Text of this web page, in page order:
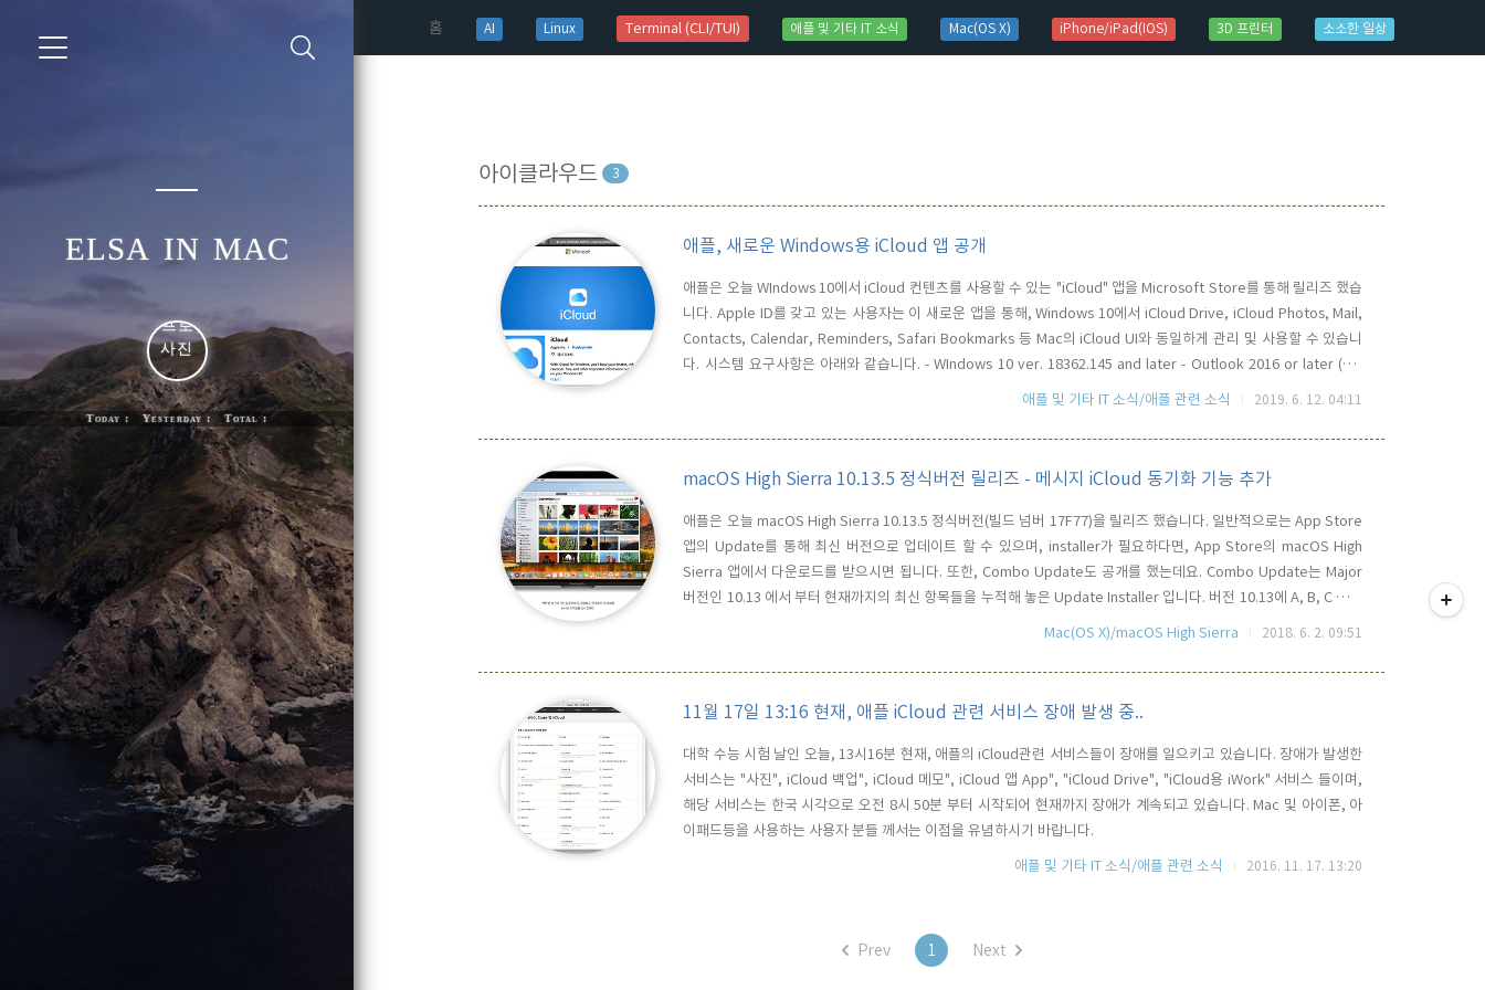
홈(current)
AI Linux Terminal (CLI/TUI) 애플 및 기타 IT 소식 Mac(OS X) iPhone/iPad(IOS) 3D 프린터 소소한 일상
elsa in mac
Today : Yesterday : Total :
아이클라우드 3
애플, 새로운 Windows용 iCloud 앱 공개
애플은 오늘 WIndows 10에서 iCloud 컨텐츠를 사용할 수 있는 "iCloud" 앱을 Microsoft Store를 통해 릴리즈 했습
니다. Apple ID를 갖고 있는 사용자는 이 새로운 앱을 통해, Windows 10에서 iCloud Drive, iCloud Photos, Mail,
Contacts, Calendar, Reminders, Safari Bookmarks 등 Mac의 iCloud UI와 동일하게 관리 및 사용할 수 있습니
다. 시스템 요구사항은 아래와 같습니다. - WIndows 10 ver. 18362.145 and later - Outlook 2016 or later (for
Mail, Contacts, Calendars) - internet Explorer 11 ot later..
애플 및 기타 IT 소식/애플 관련 소식 2019. 6. 12. 04:11
macOS High Sierra 10.13.5 정식버전 릴리즈 - 메시지 iCloud 동기화 기능 추가
애플은 오늘 macOS High Sierra 10.13.5 정식버전(빌드 넘버 17F77)을 릴리즈 했습니다. 일반적으로는 App Store
앱의 Update를 통해 최신 버전으로 업데이트 할 수 있으며, installer가 필요하다면, App Store의 macOS High
Sierra 앱에서 다운로드를 받으시면 됩니다. 또한, Combo Update도 공개를 했는데요. Combo Update는 Major
버전인 10.13 에서 부터 현재까지의 최신 항목들을 누적해 놓은 Update Installer 입니다. 버전 10.13에 A, B, C 라는
항목이 있고, 10.13.1에서 A가 업데이트 되고, 10.13.2에서 B가 업데이트 되고, 10.13.3에서 C 항목이 업데이트 되었
Mac(OS X)/macOS High Sierra 2018. 6. 2. 09:51
11월 17일 13:16 현재, 애플 iCloud 관련 서비스 장애 발생 중..
대학 수능 시험 날인 오늘, 13시16분 현재, 애플의 iCloud관련 서비스들이 장애를 일으키고 있습니다. 장애가 발생한
서비스는 "사진", iCloud 백업", iCloud 메모", iCloud 앱 App", "iCloud Drive", "iCloud용 iWork" 서비스 들이며,
해당 서비스는 한국 시각으로 오전 8시 50분 부터 시작되어 현재까지 장애가 계속되고 있습니다. Mac 및 아이폰, 아
이패드등을 사용하는 사용자 분들 께서는 이점을 유념하시기 바랍니다.
애플 및 기타 IT 소식/애플 관련 소식
2016. 11. 17. 13:20
Prev 1 Next
티스토리툴바